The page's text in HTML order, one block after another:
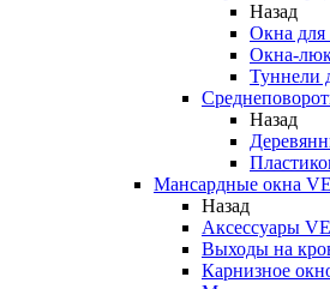
Назад
Окна
Окна-
Туннели
Назад
Мансардные окна
Назад
Аксессуары
Выходы на
Карнизное